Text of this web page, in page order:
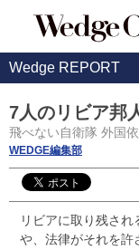
Wedge REPORT
7人のリビア邦
飛べない自衛隊 外国
WEDGE編集部
リビアに取り残さ
や、法律がそれを許